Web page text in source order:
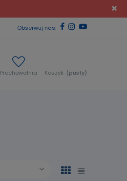
Obserwuj nas:
Koszyk: (pusty)
Prechowalnia